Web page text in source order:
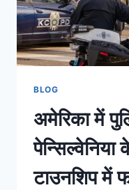
BLOG
अमेरिका में
पेन्सिल्वेनिया
टाउनशिप में